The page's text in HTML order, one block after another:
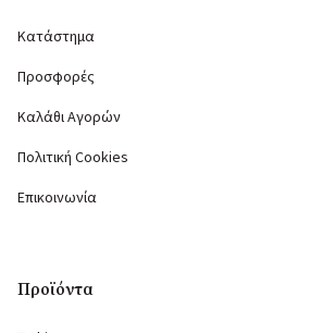
Κατάστημα
Προσφορές
Καλάθι Αγορών
Πολιτική Cookies
Επικοινωνία
Προϊόντα